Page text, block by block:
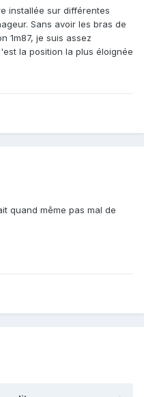
installée sur différentes
Sans avoir les bras de
1m87, je suis assez
la position la plus éloignée
quand même pas mal de